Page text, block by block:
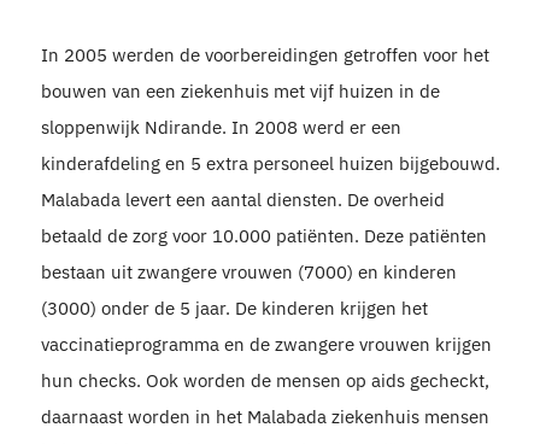
In 2005 werden de voorbereidingen getroffen voor het
bouwen van een ziekenhuis met vijf huizen in de
sloppenwijk Ndirande. In 2008 werd er een
kinderafdeling en 5 extra personeel huizen bijgebouwd.
Malabada levert een aantal diensten. De overheid
betaald de zorg voor 10.000 patiënten. Deze patiënten
bestaan uit zwangere vrouwen (7000) en kinderen
(3000) onder de 5 jaar. De kinderen krijgen het
vaccinatieprogramma en de zwangere vrouwen krijgen
hun checks. Ook worden de mensen op aids gecheckt,
daarnaast worden in het Malabada ziekenhuis mensen